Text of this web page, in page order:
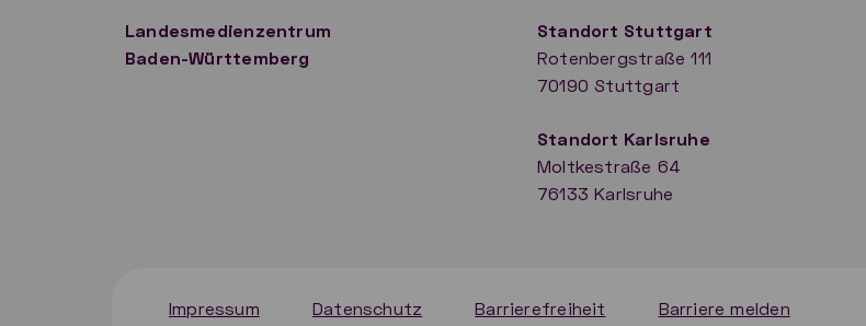
Landesmedienzentrum
Baden-Württemberg
Standort Stuttgart
Rotenbergstraße 111
70190 Stuttgart
​Standort Karlsruhe
Moltkestraße 64
76133 Karlsruhe
Impressum Datenschutz Barrierefreiheit Barriere melden